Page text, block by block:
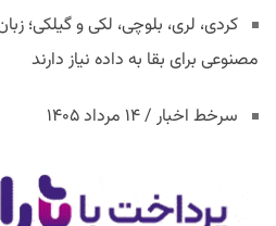
کردی، لری، بلوچی، لکی و گیلکی؛
مصنوعی برای بقا به داده نیاز دارند
سرخط اخبار / ۱۴ مرداد ۱۴۰۵